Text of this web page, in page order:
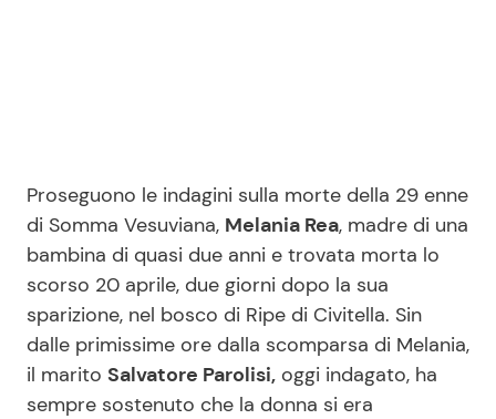
Festività Ricette per Bambini
Seguici
Proseguono le indagini sulla morte della 29 enne
di Somma Vesuviana, Melania Rea, madre di una
bambina di quasi due anni e trovata morta lo
scorso 20 aprile, due giorni dopo la sua
sparizione, nel bosco di Ripe di Civitella. Sin
dalle primissime ore dalla scomparsa di Melania,
il marito Salvatore Parolisi, oggi indagato, ha
sempre sostenuto che la donna si era